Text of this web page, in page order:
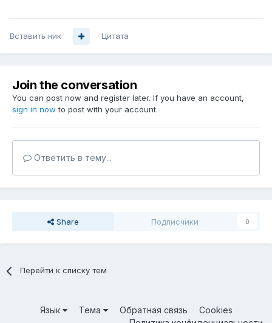
Вставить ник Цитата
Join the conversation
You can post now and register later. If you have an account,
sign in now to post with your account.
Ответить в тему...
Share Подписчики 0
Перейти к списку тем
Язык Тема Обратная связь
Cookies